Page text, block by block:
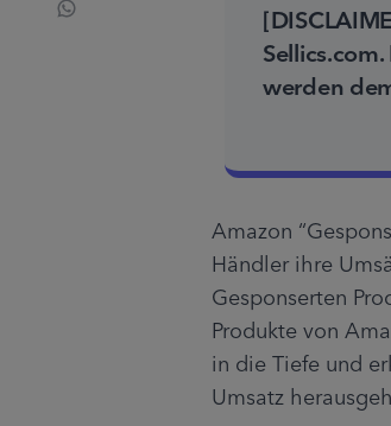
werden
Amazon
Händler ihre
Gesponserten
Produkte von
in die Tiefe und
Umsatz